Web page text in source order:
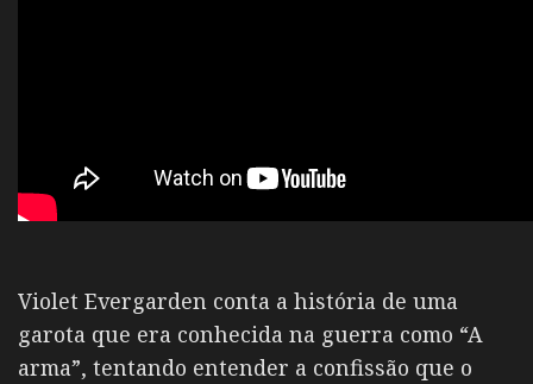
Violet Evergarden conta a história de uma
garota que era conhecida na guerra como “A
arma”, tentando entender a confissão que o